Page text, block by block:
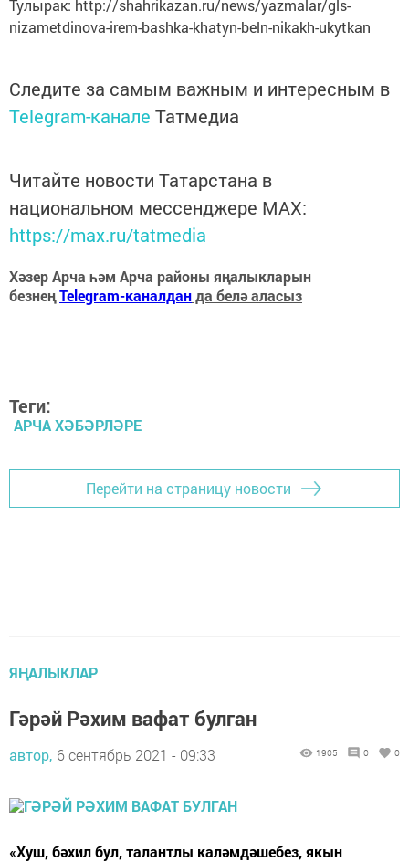
Тулырак: http://shahrikazan.ru/news/yazmalar/gls-
nizametdinova-irem-bashka-khatyn-beln-nikakh-ukytkan
Следите за самым важным и интересным в
Telegram-канале Татмедиа
Читайте новости Татарстана в
национальном мессенджере MАХ:
https://max.ru/tatmedia
Хәзер Арча һәм Арча районы яңалыкларын
безнеңTelegram-каналданда белә аласыз
Теги:
АРЧА ХӘБӘРЛӘРЕ
Перейти на страницу новости
ЯҢАЛЫКЛАР
Гәрәй Рәхим вафат булган
автор, 6 сентябрь 2021 - 09:33 1905 0 0
«Хуш, бәхил бул, талантлы каләмдәшебез, якын